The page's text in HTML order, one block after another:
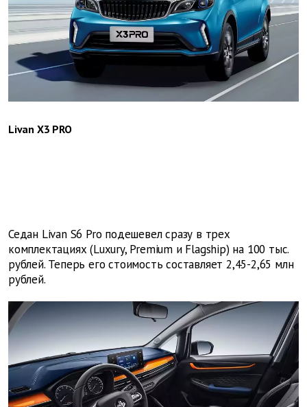
Livan X3 PRO
Седан Livan S6 Pro подешевел сразу в трех
комплектациях (Luxury, Premium и Flagship) на 100 тыс.
рублей. Теперь его стоимость составляет 2,45-2,65 млн
рублей.